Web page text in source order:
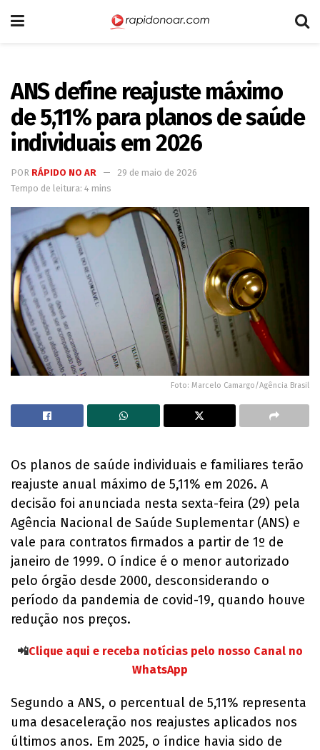
ANS define reajuste máximo
de 5,11% para planos de saúde
individuais em 2026
POR RÁPIDO NO AR
29 de maio de 2026
Tempo de leitura: 4 mins
Foto: Marcelo Camargo/Agência Brasil
Os planos de saúde individuais e familiares terão
reajuste anual máximo de 5,11% em 2026. A
decisão foi anunciada nesta sexta-feira (29) pela
Agência Nacional de Saúde Suplementar (ANS) e
vale para contratos firmados a partir de 1º de
janeiro de 1999. O índice é o menor autorizado
pelo órgão desde 2000, desconsiderando o
período da pandemia de covid-19, quando houve
redução nos preços.
📲Clique aqui e receba notícias pelo nosso Canal no
WhatsApp
Segundo a ANS, o percentual de 5,11% representa
uma desaceleração nos reajustes aplicados nos
últimos anos. Em 2025, o índice havia sido de